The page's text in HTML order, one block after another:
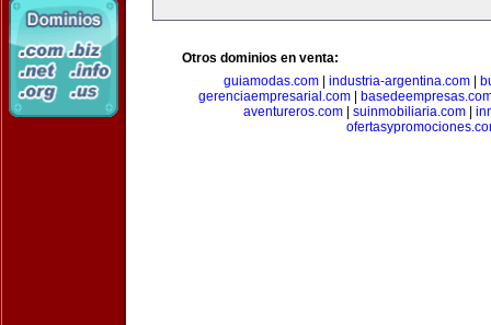
Otros dominios en venta:
guiamodas.com| industria-argentina.com|
gerenciaempresarial.com|
aventureros.com| suinmobiliaria.com|